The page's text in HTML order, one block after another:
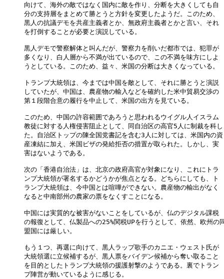
向けて、海外の敵ではなく国内に敵を作り、分断を大きくしても自
分の支持層をまとめて勝とうと方針を変更したようだ。このため、
黒人の抗議デモを共産主義者とか、無政府主義者とかと言い、それ
を打倒することが必要と演説している。
黒人デモで警察解体と叫んだが、警察力を削いだ都市では、犯罪が
多くなり、白人層から不満が出ているので、この不満を味方にしよ
うとしている。このため、益々、米国の分断は大きくなっている。
トランプ大統領は、今までは中国を敵として、それに勝とうと演説
していたが、中国は、農産物の輸入などを確約した米中貿易交渉の
第１段階合意の履行を中止して、米国の出方を見ている。
このため、中国の許容範囲であろうと思われるウイグル人イスラム
教徒に対する人権侵害阻止として、同自治区の高官5人に制裁を科し
た。自治区トップの陳全国党書記を含む3人に対しては、米国内の資
産凍結に加え、米国ビザの発給拒否の措置が取られた。しかし、実
害はないようである。
次の「香港自治法」は、北京の政府高官が対象になり、これにトラ
ンプ大統領が署名するかどうかが焦点となる。どちらにしても、ト
ランプ大統領は、今中国とは喧嘩ができない。農産物の輸出がなく
なると中南部州の農家の票をなくすことになる。
中国には実質的な被害がないことをしているが、仏のデジタル課税
の報復として、仏製品への25%関税UPを行うとして、依然、欧州の
盟国には厳しい。
もう１つ、再選に向けて、黒人ラップ歌手のカニエ・ウェスト氏が
大統領選に立候補するが、黒人票をバイデン候補から奪い取ること
を目的としたトランプ大統領の援護射撃のようである。裏でトラン
プ陣営が動いているように感じる。